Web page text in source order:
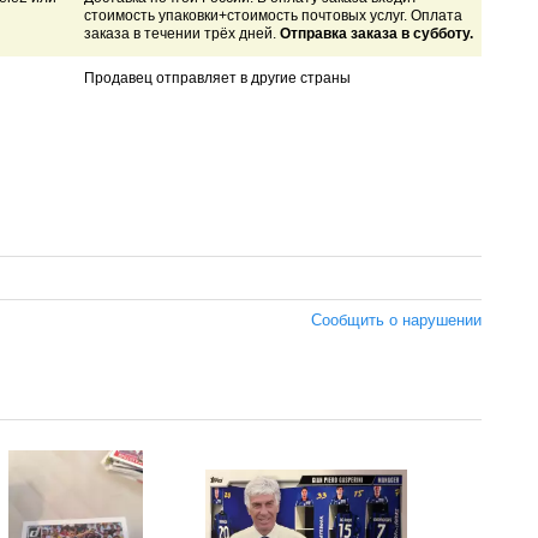
стоимость упаковки+стоимость почтовых услуг. Оплата
заказа в течении трёх дней. Отправка заказа в субботу.
Продавец отправляет в другие страны
Сообщить о нарушении